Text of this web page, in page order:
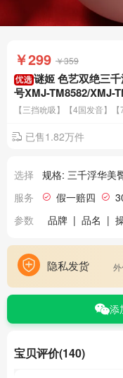
￥299 ￥359
谜姬 色艺双绝三
号XMJ-TM8582/XMJ-
【三挡吮吸】【4国发音】【
已售1.82万件
选择
规格: 三千浮华美
服务
假一赔四
参数
品牌 | 品名 |
三千浮华美臀吮
隐私发货
添
宝贝评价(140)